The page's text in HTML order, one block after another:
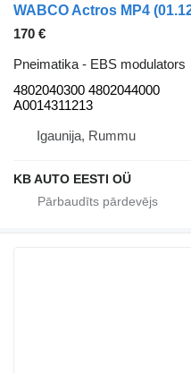
170 €
Pneimatika - EBS modulators
4802040300 4802044000
A0014311213
Igaunija, Rummu
KB AUTO EESTI OÜ